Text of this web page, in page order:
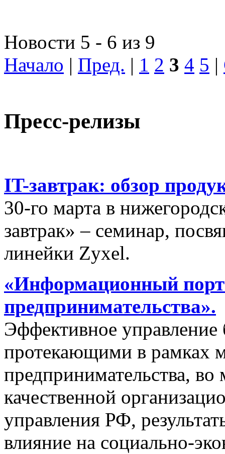
Новости 5 - 6 из 9
Начало | Пред. | 1 2 3 4 5 |
Пресс-релизы
IT-завтрак: обзор
30-го марта в
завтрак» – семинар,
линейки Zyxel.
«Информационный
предпринимательства».
Эффективное управление
протекающими в рамках
предпринимательства,
качественной
управления РФ,
влияние на социально-